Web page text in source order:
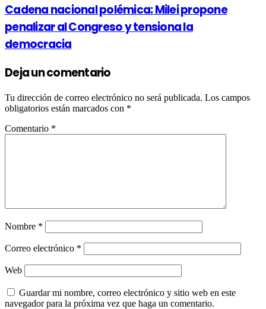
Cadena nacional polémica: Milei propone
penalizar al Congreso y tensiona la
democracia
Deja un comentario
Tu dirección de correo electrónico no será publicada. Los campos
obligatorios están marcados con *
Comentario *
Nombre *
Correo electrónico *
Web
Guardar mi nombre, correo electrónico y sitio web en este
navegador para la próxima vez que haga un comentario.